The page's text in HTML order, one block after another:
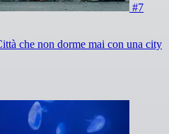
#7
che non dorme mai con una city